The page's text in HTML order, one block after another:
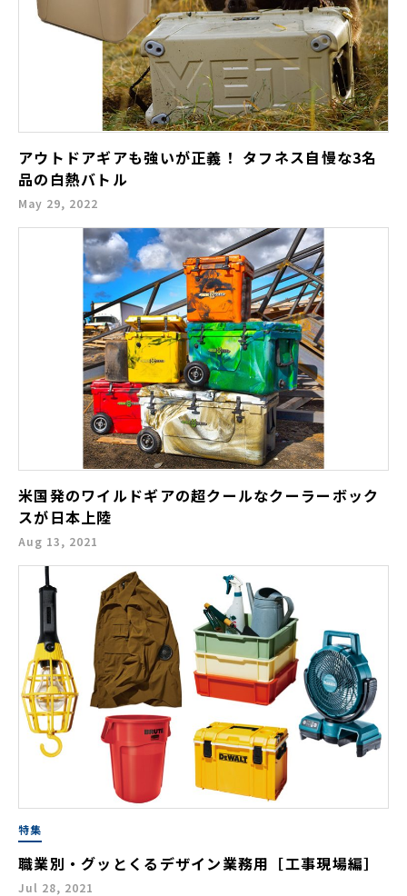
アウトドアギアも強いが正義！ タフネス自慢な3名
品の白熱バトル
May 29, 2022
米国発のワイルドギアの超クールなクーラーボック
スが日本上陸
Aug 13, 2021
特集
職業別・グッとくるデザイン業務用［工事現場編］
Jul 28, 2021